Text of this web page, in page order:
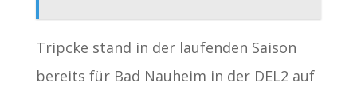
Tripcke stand in der laufenden Saison
bereits für Bad Nauheim in der DEL2 auf